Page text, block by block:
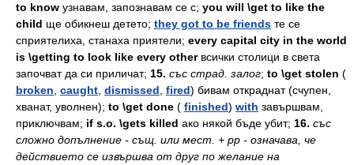
to know узнавам, запознавам се с; you will \get to like the
child ще обикнеш детето; they got to be friends те се
сприятелиха, станаха приятели; every capital city in the world
is \getting to look like every otherвсички столици в света
започват да си приличат; 15. със страд. залог; to \get stolen (
broken caught dismissed fired) бивам откраднат(счупен,
хванат, уволнен); to \get done ( finished) with завършвам,
приключвам; if s.o. \gets killed ако някой бъде убит; 16. със
сложно допълнение - същ. или мест. + pp - означава, че
действието се извършва от друг по желание на